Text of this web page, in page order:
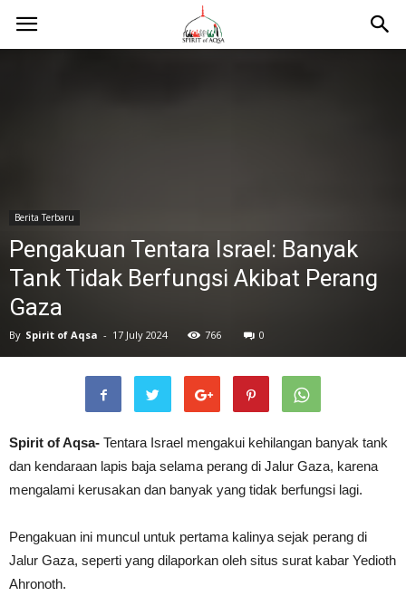
Berita Terbaru
Pengakuan Tentara Israel: Banyak
Tank Tidak Berfungsi Akibat Perang
Gaza
By Spirit of Aqsa - 17 July 2024 766 0
Spirit of Aqsa- Tentara Israel mengakui kehilangan banyak tank
dan kendaraan lapis baja selama perang di Jalur Gaza, karena
mengalami kerusakan dan banyak yang tidak berfungsi lagi.
Pengakuan ini muncul untuk pertama kalinya sejak perang di
Jalur Gaza, seperti yang dilaporkan oleh situs surat kabar Yedioth
Ahronoth.